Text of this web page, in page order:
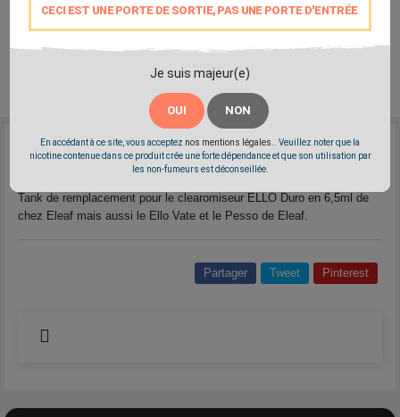
CECI EST UNE PORTE DE SORTIE, PAS UNE PORTE D'ENTRÉE
Je suis majeur(e)
OUI NON
En accédant à ce site, vous acceptez nos mentions légales.
. Veuillez noter que la
nicotine contenue dans ce produit crée une forte dépendance et que son utilisation par
les non-fumeurs est déconseillée.
Reference: tank-ello-duro
Tank de remplacement pour le clearomiseur ELLO Duro en 6,5ml de
chez Eleaf mais aussi le Ello Vate et le Pesso de Eleaf.
Partager Tweet Pinterest